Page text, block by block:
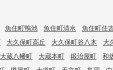
魚住町鴨池 魚住町清水
魚住町住
大久保町高丘 大久保町谷八木
大
大蔵八幡町 大蔵本町 鍛治屋町
和